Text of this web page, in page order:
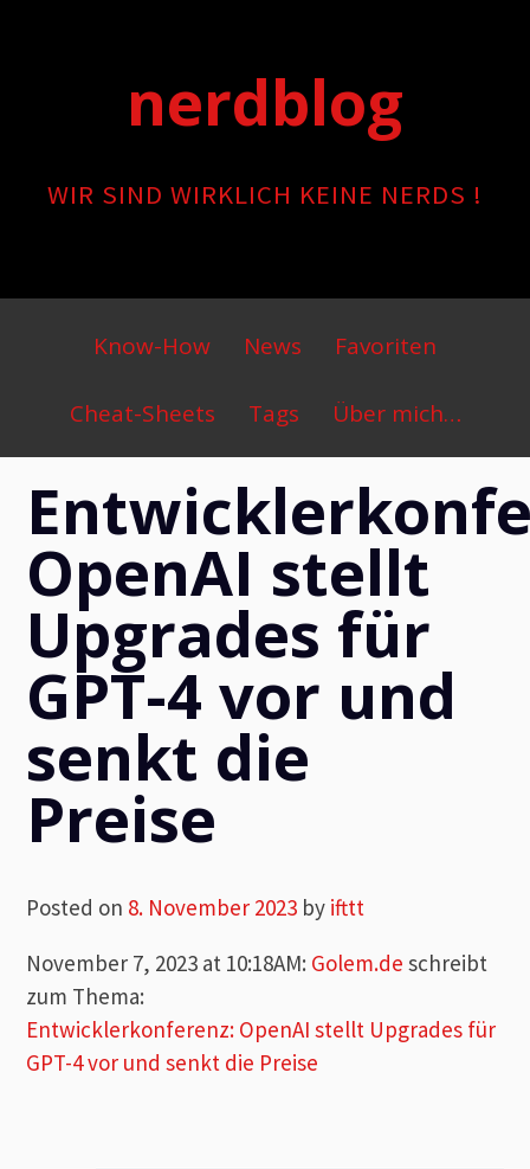
nerdblog
WIR SIND WIRKLICH KEINE NERDS !
Primary
Menu
Know-How News Favoriten
Cheat-Sheets Tags Über mich…
OpenAI stellt
Upgrades für
GPT-4 vor und
senkt die
Preise
Posted on 8. November 2023 by ifttt
November 7, 2023 at 10:18AM: Golem.de schreibt
zum Thema:
Entwicklerkonferenz: OpenAI stellt Upgrades für
GPT-4 vor und senkt die Preise